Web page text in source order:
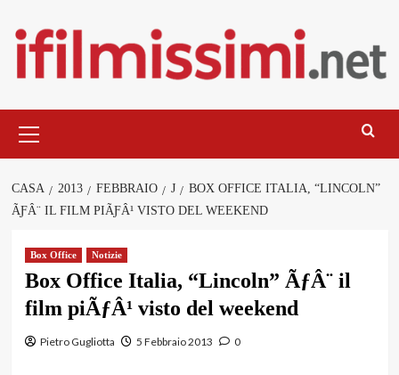
contenuto
principale
CASA 2013 FEBBRAIO J
BOX OFFICE ITALIA, “LINCOLN”
ÃƑÂ¨ IL FILM PIÃƑÂ¹ VISTO DEL WEEKEND
Box Office Notizie
Box Office Italia, “Lincoln” ÃƒÂ¨ il
film piÃƒÂ¹ visto del weekend
Pietro Gugliotta 5 Febbraio 2013 0